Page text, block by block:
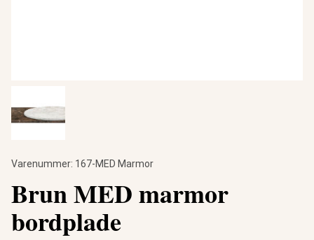
Varenummer: 167-MED Marmor
Brun MED marmor
bordplade